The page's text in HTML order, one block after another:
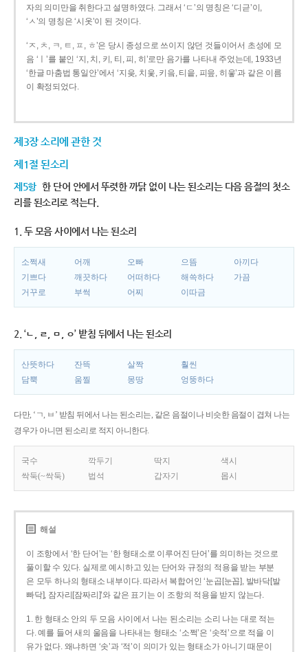
자의 의미만을 취한다고 설명하였다. 그래서 ‘ㄷ’의 명칭은 ‘디귿’이,
‘ㅅ’의 명칭은 ‘시옷’이 된 것이다.
‘ㅈ, ㅊ, ㅋ, ㅌ, ㅍ, ㅎ’은 당시 종성으로 쓰이지 않던 것들이어서 초성에 모
음 ‘ㅣ’를 붙인 ‘지, 치, 키, 티, 피, 히’로만 음가를 나타내 주었는데, 1933년
‘한글 마춤법 통일안’에서 ‘지읒, 치읓, 키읔, 티읕, 피읖, 히읗’과 같은 이름
이 확정되었다.
제3장 소리에 관한 것
제1절 된소리
제5항 한 단어 안에서 뚜렷한 까닭 없이 나는 된소리는 다음 음절의 첫소
리를 된소리로 적는다.
1. 두 모음 사이에서 나는 된소리
소쩍새 어깨 오빠 으뜸
아끼다
기쁘다
깨끗하다 어떠하다 해쓱하다
가끔
거꾸로
부썩 어찌 이따금
2. ‘ㄴ, ㄹ, ㅁ, ㅇ’ 받침 뒤에서 나는 된소리
산뜻하다 잔뜩 살짝
훨씬
담뿍
움찔 몽땅 엉뚱하다
다만, ‘ㄱ, ㅂ’ 받침 뒤에서 나는 된소리는, 같은 음절이나 비슷한 음절이 겹쳐 나는
경우가 아니면 된소리로 적지 아니한다.
국수 깍두기 딱지
색시
싹둑(~싹둑)
법석 갑자기 몹시
해설
이 조항에서 ‘한 단어’는 ‘한 형태소로 이루어진 단어’를 의미하는 것으로
풀이할 수 있다. 실제로 예시하고 있는 단어와 규정의 적용을 받는 부분
은 모두 하나의 형태소 내부이다. 따라서 복합어인 ‘눈곱[눈꼽], 발바닥[발
빠닥], 잠자리[잠짜리]’와 같은 표기는 이 조항의 적용을 받지 않는다.
1. 한 형태소 안의 두 모음 사이에서 나는 된소리는 소리 나는 대로 적는
다. 예를 들어 새의 울음을 나타내는 형태소 ‘소쩍’은 ‘솟적’으로 적을 이
유가 없다. 왜냐하면 ‘솟’과 ‘적’이 의미가 있는 형태소가 아니기 때문이